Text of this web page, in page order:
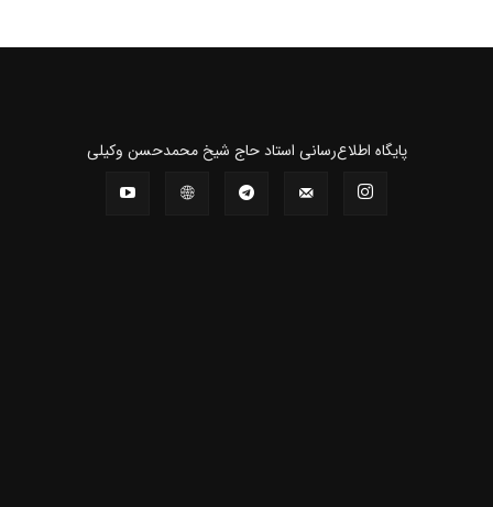
پايگاه اطلاع‌رسانی استاد حاج شیخ محمدحسن وکیلی